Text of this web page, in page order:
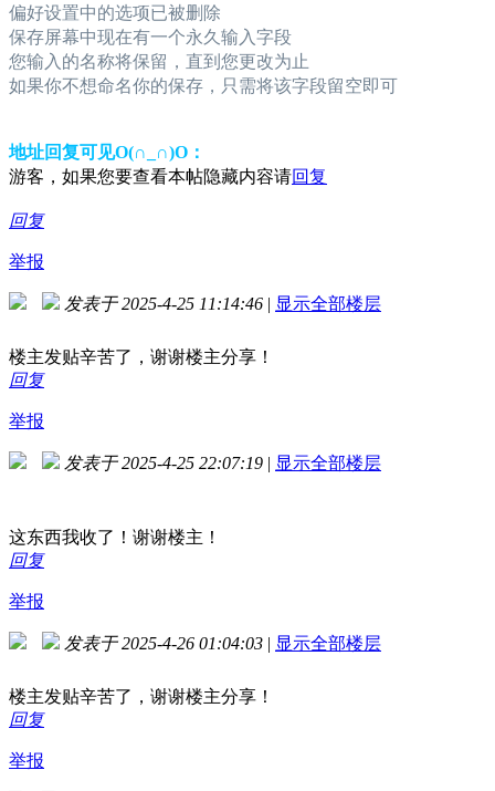
偏好设置中的选项已被删除
保存屏幕中现在有一个永久输入字段
您输入的名称将保留，直到您更改为止
如果你不想命名你的保存，只需将该字段留空即可
地址回复可见O(∩_∩)O：
游客，如果您要查看本帖隐藏内容请回复
回复
举报
发表于 2025-4-25 11:14:46 | 显示全部楼层
楼主发贴辛苦了，谢谢楼主分享！
回复
举报
发表于 2025-4-25 22:07:19 | 显示全部楼层
这东西我收了！谢谢楼主！
回复
举报
发表于 2025-4-26 01:04:03 | 显示全部楼层
楼主发贴辛苦了，谢谢楼主分享！
回复
举报